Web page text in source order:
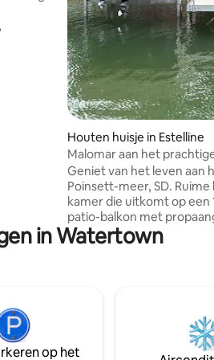
Houten huisje in Estelline
Malomar aan het
Poinsett!
Geniet van het leven aan
Poinsett-meer, SD. Ruime keuken/grote
kamer die uitkomt op een
patio-balkon met
stoelen, en een
het meer. Slapen voor 10 personen
eenpersoonsbedden. Op enkele
minuten van de
boodschappen, golf en
in Watertown
op het